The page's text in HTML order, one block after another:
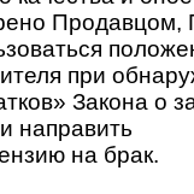
Продавцом,
при
Закона о
направить
на брак.